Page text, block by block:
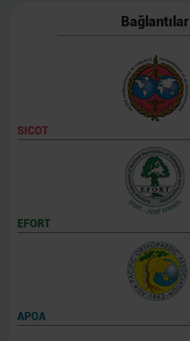
Bağlantılar
SICOT
EFORT
APOA